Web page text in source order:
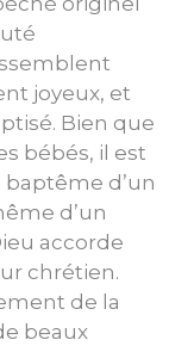
joyeux, et
Bien que
bébés, il est
baptême d’un
d’un
accorde
chrétien.
de la
beaux